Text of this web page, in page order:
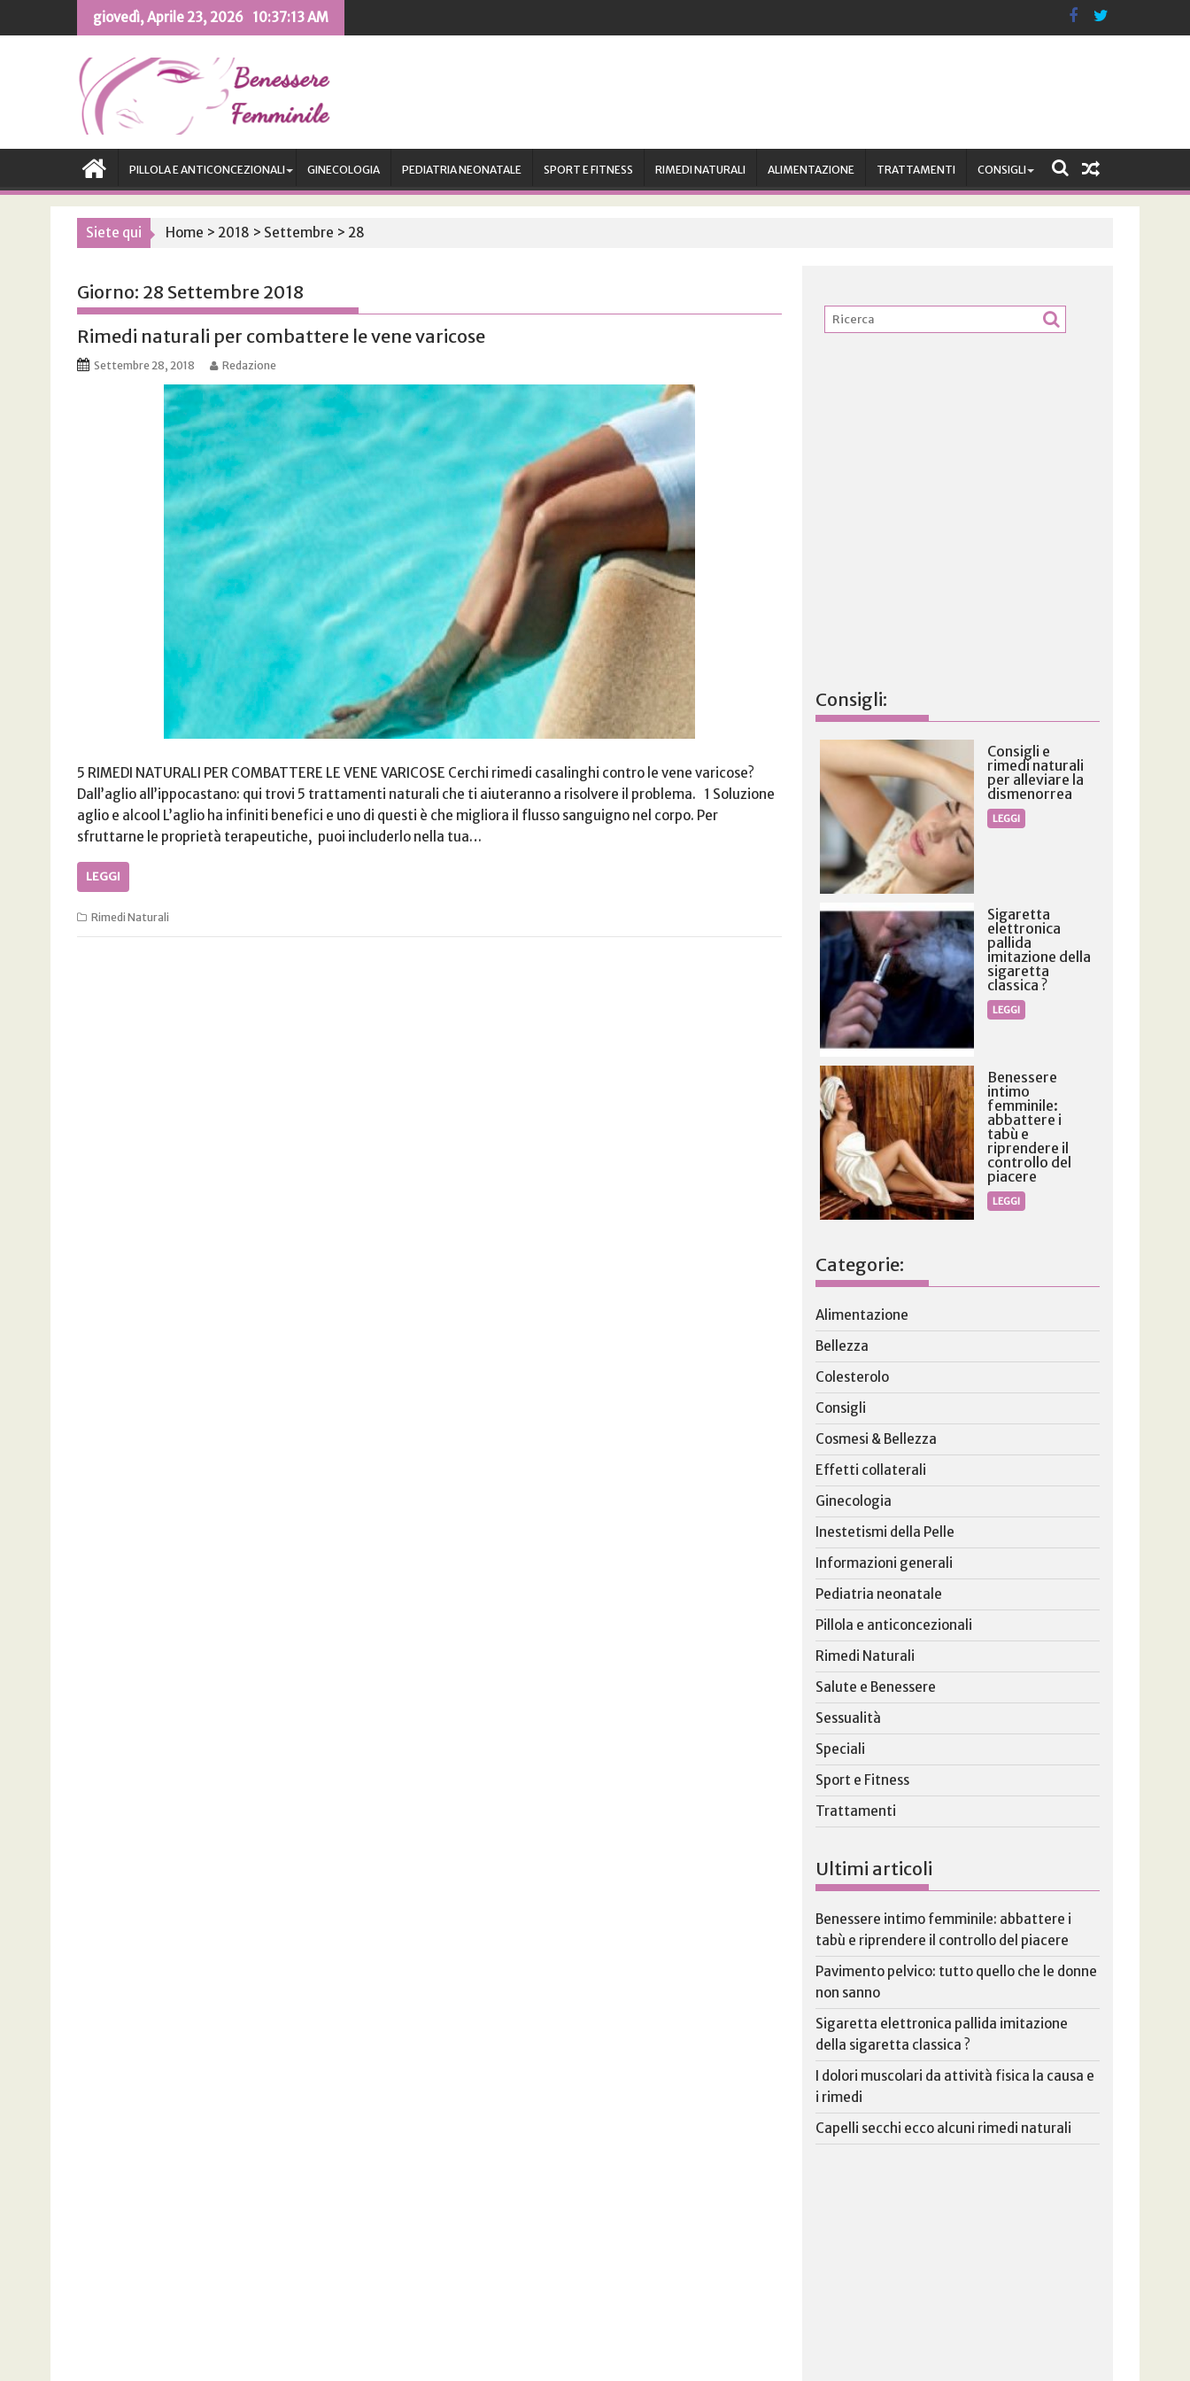
giovedì, Aprile 23, 2026 10:37:14 AM
PILLOLA E ANTICONCEZIONALI GINECOLOGIA PEDIATRIA NEONATALE SPORT E FITNESS RIMEDI NATURALI ALIMENTAZIONE TRATTAMENTI CONSIGLI
Siete qui Home > 2018 > Settembre > 28
Giorno: 28 Settembre 2018
Rimedi naturali per combattere le vene varicose
Settembre 28, 2018 Redazione
5 RIMEDI NATURALI PER COMBATTERE LE VENE VARICOSE Cerchi rimedi casalinghi contro le vene varicose?
Dall’aglio all’ippocastano: qui trovi 5 trattamenti naturali che ti aiuteranno a risolvere il problema. 1 Soluzione
aglio e alcool L’aglio ha infiniti benefici e uno di questi è che migliora il flusso sanguigno nel corpo. Per
sfruttarne le proprietà terapeutiche, puoi includerlo nella tua…
LEGGI
Rimedi Naturali
Consigli:
Consigli e
rimedi naturali
per alleviare la
dismenorrea
LEGGI
Sigaretta
elettronica
pallida
imitazione della
sigaretta
classica ?
LEGGI
Benessere
intimo
femminile:
abbattere i
tabù e
riprendere il
controllo del
piacere
LEGGI
Categorie:
Alimentazione
Bellezza
Colesterolo
Consigli
Cosmesi & Bellezza
Effetti collaterali
Ginecologia
Inestetismi della Pelle
Informazioni generali
Pediatria neonatale
Pillola e anticoncezionali
Rimedi Naturali
Salute e Benessere
Sessualità
Speciali
Sport e Fitness
Trattamenti
Ultimi articoli
Benessere intimo femminile: abbattere i
tabù e riprendere il controllo del piacere
Pavimento pelvico: tutto quello che le donne
non sanno
Sigaretta elettronica pallida imitazione
della sigaretta classica ?
I dolori muscolari da attività fisica la causa e
i rimedi
Capelli secchi ecco alcuni rimedi naturali